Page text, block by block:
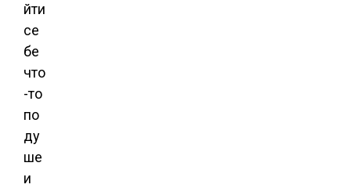
йти
се
бе
что
-то
по
ду
ше
и